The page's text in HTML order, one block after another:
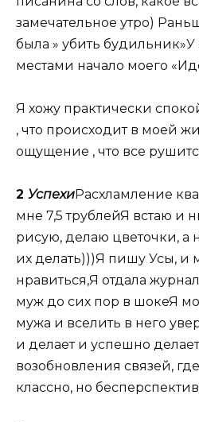
замечательное утро)
была » убить
местами начало моего
Я хожу практически
, что происходит в моей
ощущение , что все
2 УспехиРасхламление
мне 7,5 трублейЯ встаю и
рисую, делаю цветочки, а
их делать)))Я пишу Усы, и
нравиться,Я отдала
муж до сих пор в шокеЯ
мужа и вселить в него
и делает и успешно
возобновления связей,
классно, но